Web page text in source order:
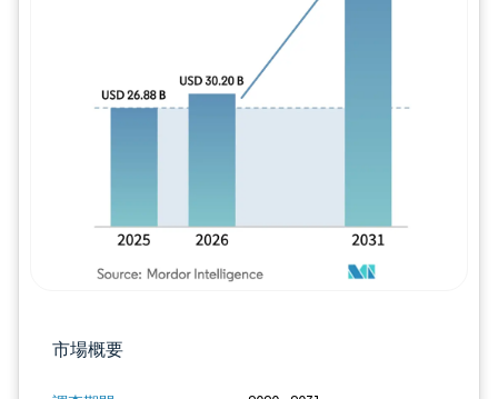
市場概要
画像 © Mordor Intelligence。再利用には